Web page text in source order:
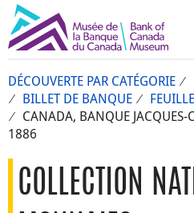
DÉCOUVERTE PAR CATÉGORIE
BILLET DE BANQUE
FEUILLE
CANADA, BANQUE JACQUES-
1886
COLLECTION